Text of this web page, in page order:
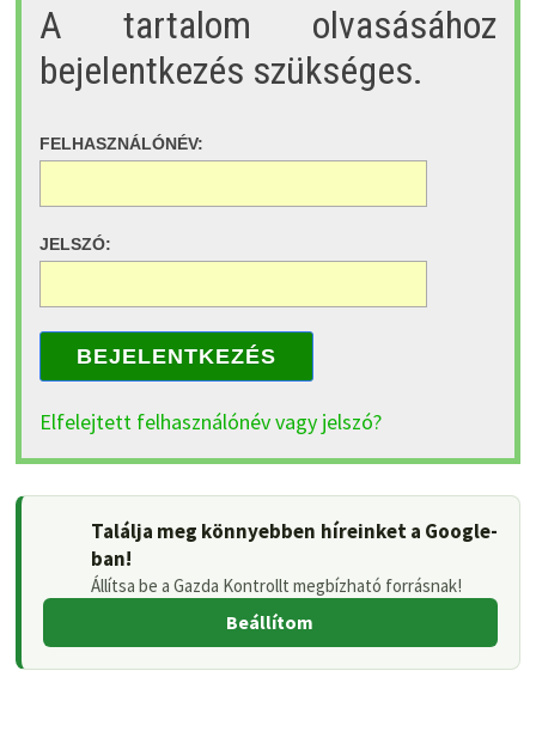
A tartalom olvasásához
bejelentkezés szükséges.
FELHASZNÁLÓNÉV:
JELSZÓ:
BEJELENTKEZÉS
Elfelejtett felhasználónév vagy jelszó?
Találja meg könnyebben híreinket a Google-
ban!
Állítsa be a Gazda Kontrollt megbízható forrásnak!
Beállítom